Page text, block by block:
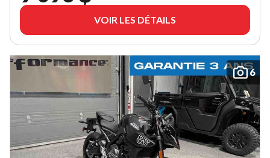
VOIR LES DÉTAILS
6